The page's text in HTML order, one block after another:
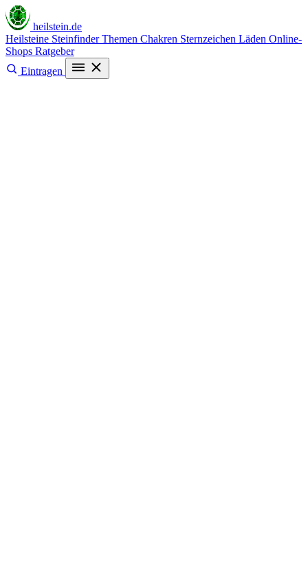
heilstein.de
Heilsteine SteinfinderThemen Chakren Sternzeichen Läden Online-
Shops Ratgeber
Eintragen